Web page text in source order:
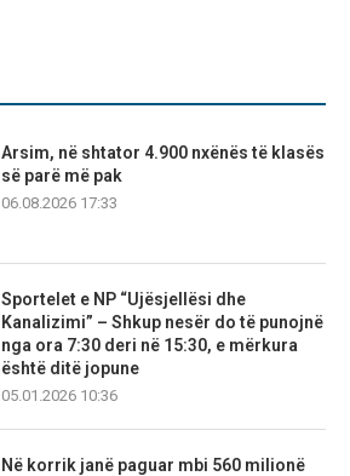
Arsim, në shtator 4.900 nxënës të klasës
së parë më pak
06.08.2026 17:33
Sportelet e NP “Ujësjellësi dhe
Kanalizimi” – Shkup nesër do të punojnë
nga ora 7:30 deri në 15:30, e mërkura
është ditë jopune
05.01.2026 10:36
Në korrik janë paguar mbi 560 milionë